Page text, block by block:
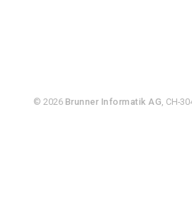
© 2026 Brunner Informatik AG, CH-